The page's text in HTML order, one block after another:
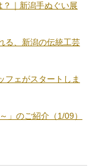
｜新潟手ぬぐい展
る、新潟の伝統工芸
フェがスタートしま
」のご紹介（1/09）